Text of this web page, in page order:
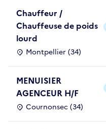
Chauffeur /
Chauffeuse de poids
lourd
Montpellier (34)
MENUISIER
AGENCEUR H/F
Cournonsec (34)